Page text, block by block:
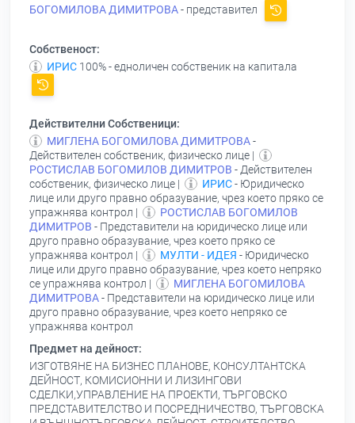
БОГОМИЛОВА ДИМИТРОВА- представител
Собственост:
ИРИС 100% - едноличен собственик на капитала
Действителни Собственици:
МИГЛЕНА БОГОМИЛОВА ДИМИТРОВА-
Действителен собственик, физическо лице |
РОСТИСЛАВ БОГОМИЛОВ ДИМИТРОВ - Действителен
собственик, физическо лице |
ИРИС- Юридическо
лице или друго правно образувание, чрез което пряко се
упражнява контрол |
РОСТИСЛАВ БОГОМИЛОВ
ДИМИТРОВ - Представители на юридическо лице или
друго правно образувание, чрез което пряко се
упражнява контрол |
МУЛТИ - ИДЕЯ - Юридическо
лице или друго правно образувание, чрез което непряко
се упражнява контрол |
МИГЛЕНА БОГОМИЛОВА
ДИМИТРОВА- Представители на юридическо лице или
друго правно образувание, чрез което непряко се
упражнява контрол
Предмет на дейност:
ИЗГОТВЯНЕ НА БИЗНЕС ПЛАНОВЕ, КОНСУЛТАНТСКА
ДЕЙНОСТ, КОМИСИОННИ И ЛИЗИНГОВИ
СДЕЛКИ,УПРАВЛЕНИЕ НА ПРОЕКТИ, ТЪРГОВСКО
ПРЕДСТАВИТЕЛСТВО И ПОСРЕДНИЧЕСТВО, ТЪРГОВСКА